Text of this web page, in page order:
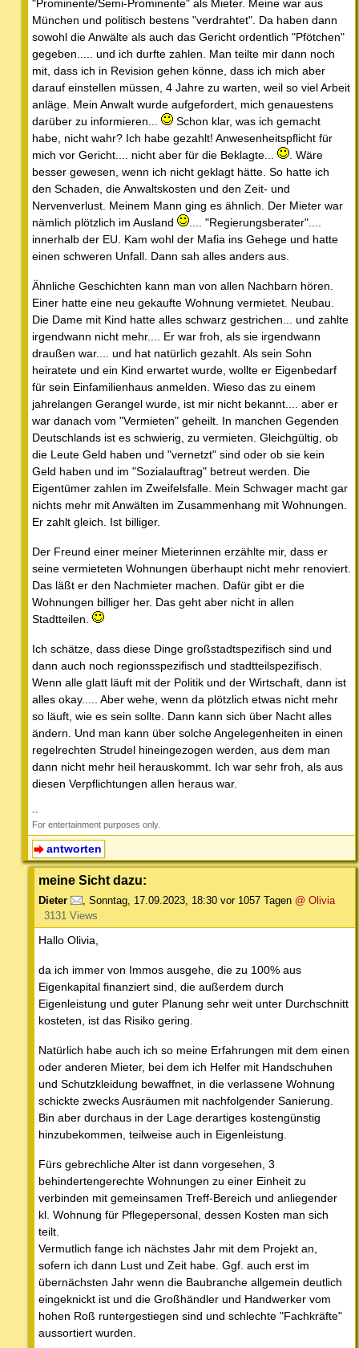
"Prominente/Semi-Prominente" als Mieter. Meine war aus
München und politisch bestens "verdrahtet". Da haben dann
sowohl die Anwälte als auch das Gericht ordentlich "Pfötchen"
gegeben..... und ich durfte zahlen. Man teilte mir dann noch
mit, dass ich in Revision gehen könne, dass ich mich aber
darauf einstellen müssen, 4 Jahre zu warten, weil so viel Arbeit
anläge. Mein Anwalt wurde aufgefordert, mich genauestens
darüber zu informieren...
Schon klar, was ich gemacht
habe, nicht wahr? Ich habe gezahlt! Anwesenheitspflicht für
mich vor Gericht.... nicht aber für die Beklagte...
. Wäre
besser gewesen, wenn ich nicht geklagt hätte. So hatte ich
den Schaden, die Anwaltskosten und den Zeit- und
Nervenverlust. Meinem Mann ging es ähnlich. Der Mieter war
nämlich plötzlich im Ausland
.... "Regierungsberater"....
innerhalb der EU. Kam wohl der Mafia ins Gehege und hatte
einen schweren Unfall. Dann sah alles anders aus.
Ähnliche Geschichten kann man von allen Nachbarn hören.
Einer hatte eine neu gekaufte Wohnung vermietet. Neubau.
Die Dame mit Kind hatte alles schwarz gestrichen... und zahlte
irgendwann nicht mehr.... Er war froh, als sie irgendwann
draußen war.... und hat natürlich gezahlt. Als sein Sohn
heiratete und ein Kind erwartet wurde, wollte er Eigenbedarf
für sein Einfamilienhaus anmelden. Wieso das zu einem
jahrelangen Gerangel wurde, ist mir nicht bekannt.... aber er
war danach vom "Vermieten" geheilt. In manchen Gegenden
Deutschlands ist es schwierig, zu vermieten. Gleichgültig, ob
die Leute Geld haben und "vernetzt" sind oder ob sie kein
Geld haben und im "Sozialauftrag" betreut werden. Die
Eigentümer zahlen im Zweifelsfalle. Mein Schwager macht gar
nichts mehr mit Anwälten im Zusammenhang mit Wohnungen.
Er zahlt gleich. Ist billiger.
Der Freund einer meiner Mieterinnen erzählte mir, dass er
seine vermieteten Wohnungen überhaupt nicht mehr renoviert.
Das läßt er den Nachmieter machen. Dafür gibt er die
Wohnungen billiger her. Das geht aber nicht in allen
Stadtteilen.
Ich schätze, dass diese Dinge großstadtspezifisch sind und
dann auch noch regionsspezifisch und stadtteilspezifisch.
Wenn alle glatt läuft mit der Politik und der Wirtschaft, dann ist
alles okay..... Aber wehe, wenn da plötzlich etwas nicht mehr
so läuft, wie es sein sollte. Dann kann sich über Nacht alles
ändern. Und man kann über solche Angelegenheiten in einen
regelrechten Strudel hineingezogen werden, aus dem man
dann nicht mehr heil herauskommt. Ich war sehr froh, als aus
diesen Verpflichtungen allen heraus war.
--
For entertainment purposes only.
antworten
meine Sicht dazu:
Dieter , Sonntag, 17.09.2023, 18:30 vor 1057 Tagen @ Olivia
3131 Views
Hallo Olivia,
da ich immer von Immos ausgehe, die zu 100% aus
Eigenkapital finanziert sind, die außerdem durch
Eigenleistung und guter Planung sehr weit unter Durchschnitt
kosteten, ist das Risiko gering.
Natürlich habe auch ich so meine Erfahrungen mit dem einen
oder anderen Mieter, bei dem ich Helfer mit Handschuhen
und Schutzkleidung bewaffnet, in die verlassene Wohnung
schickte zwecks Ausräumen mit nachfolgender Sanierung.
Bin aber durchaus in der Lage derartiges kostengünstig
hinzubekommen, teilweise auch in Eigenleistung.
Fürs gebrechliche Alter ist dann vorgesehen, 3
behindertengerechte Wohnungen zu einer Einheit zu
verbinden mit gemeinsamen Treff-Bereich und anliegender
kl. Wohnung für Pflegepersonal, dessen Kosten man sich
teilt.
Vermutlich fange ich nächstes Jahr mit dem Projekt an,
sofern ich dann Lust und Zeit habe. Ggf. auch erst im
übernächsten Jahr wenn die Baubranche allgemein deutlich
eingeknickt ist und die Großhändler und Handwerker vom
hohen Roß runtergestiegen sind und schlechte "Fachkräfte"
aussortiert wurden.